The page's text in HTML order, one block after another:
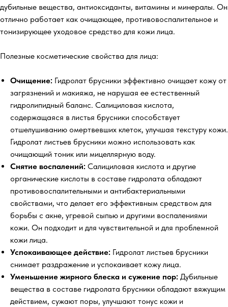
дубильные вещества, антиоксиданты, витамины и минералы. Он
отлично работает как очищающее, противовоспалительное и
тонизирующее уходовое средство для кожи лица.
Полезные косметические свойства для лица:
Очищение: Гидролат брусники эффективно очищает кожу от
загрязнений и макияжа, не нарушая ее естественный
гидролипидный баланс. Салициловая кислота,
содержащаяся в листья брусники способствует
отшелушиванию омертвевших клеток, улучшая текстуру кожи.
Гидролат листьев брусники можно использовать как
очищающий тоник или мицеллярную воду.
Снятие воспалений: Салициловая кислота и другие
органические кислоты в составе гидролата обладают
противовоспалительными и антибактериальными
свойствами, что делает его эффективным средством для
борьбы с акне, угревой сыпью и другими воспалениями
кожи. Он подходит и для чувствительной и для проблемной
кожи лица.
Успокаивающее действие: Гидролат листьев брусники
снимает раздражение и успокаивает кожу лица.
Уменьшение жирного блеска и сужение пор: Дубильные
вещества в составе гидролата брусники обладают вяжущим
действием, сужают поры, улучшают тонус кожи и